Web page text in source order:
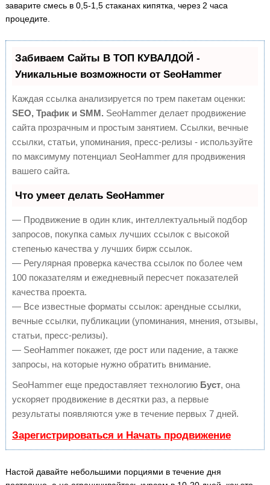
заварите смесь в 0,5-1,5 стаканах кипятка, через 2 часа
процедите.
Забиваем Сайты В ТОП КУВАЛДОЙ -
Уникальные возможности от SeoHammer
Каждая ссылка анализируется по трем пакетам оценки:
SEO, Трафик и SMM. SeoHammer делает продвижение
сайта прозрачным и простым занятием. Ссылки, вечные
ссылки, статьи, упоминания, пресс-релизы - используйте
по максимуму потенциал SeoHammer для продвижения
вашего сайта.
Что умеет делать SeoHammer
— Продвижение в один клик, интеллектуальный подбор
запросов, покупка самых лучших ссылок с высокой
степенью качества у лучших бирж ссылок.
— Регулярная проверка качества ссылок по более чем
100 показателям и ежедневный пересчет показателей
качества проекта.
— Все известные форматы ссылок: арендные ссылки,
вечные ссылки, публикации (упоминания, мнения, отзывы,
статьи, пресс-релизы).
— SeoHammer покажет, где рост или падение, а также
запросы, на которые нужно обратить внимание.
SeoHammer еще предоставляет технологию Буст, она
ускоряет продвижение в десятки раз, а первые
результаты появляются уже в течение первых 7 дней.
Зарегистрироваться и Начать продвижение
Настой давайте небольшими порциями в течение дня